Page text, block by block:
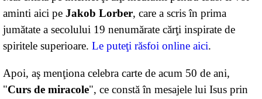
aminti aici pe Jakob Lorber, care a scris în prima
jumătate a secolului 19 nenumărate cărţi inspirate de
spiritele superioare. Le puteţi răsfoi online aici.
Apoi, aş menţiona celebra carte de acum 50 de ani,
"Curs de miracole", ce constă în mesajele lui Isus prin